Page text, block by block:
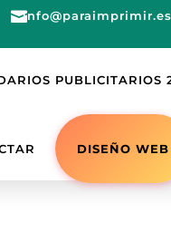
info@paraimprimir.es
PUBLICITARIOS
DISEÑO WEB